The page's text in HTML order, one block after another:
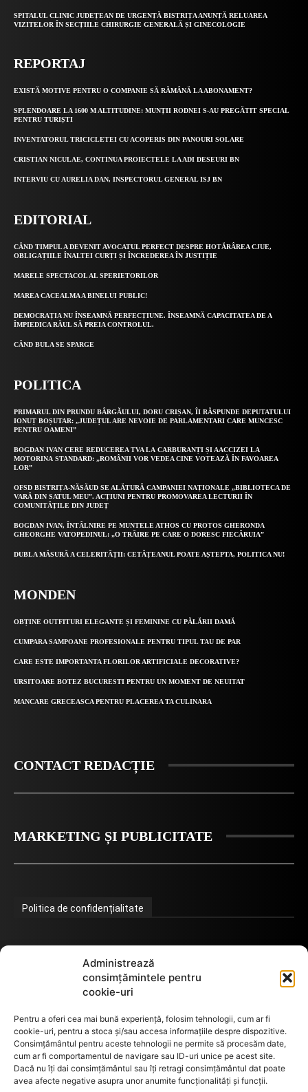
Administrează
consimțămintele pentru
cookie-uri
Pentru a oferi cea mai bună experiență, folosim tehnologii, cum ar fi
cookie-uri, pentru a stoca și/sau accesa informațiile despre dispozitive.
Consimțământul pentru aceste tehnologii ne permite să procesăm date,
cum ar fi comportamentul de navigare sau ID-uri unice pe acest site.
Dacă nu îți dai consimțământul sau îți retragi consimțământul dat poate
avea afecte negative asupra unor anumite funcționalități și funcții.
SPITALUL CLINIC JUDEȚEAN DE URGENȚĂ BISTRIȚA ANUNȚĂ RELUAREA
VIZITELOR ÎN SECȚIILE CHIRURGIE GENERALĂ ȘI GINECOLOGIE
REPORTAJ
EXISTĂ MOTIVE PENTRU O COMPANIE SĂ RĂMÂNĂ LA ABONAMENT?
SPLENDOARE LA 1600 M ALTITUDINE: MUNȚII RODNEI S-AU PREGĂTIT SPECIAL
PENTRU TURIȘTI
INVENTATORUL TRICICLETEI CU ACOPERIS DIN PANOURI SOLARE
CRISTIAN NICULAE, CONTINUA PROIECTELE LA ADI DESEURI BN
INTERVIU CU AURELIA DAN, INSPECTORUL GENERAL ISJ BN
EDITORIAL
CÂND TIMPUL A DEVENIT AVOCATUL PERFECT DESPRE HOTĂRÂREA CJUE,
OBLIGAȚIILE ÎNALTEI CURȚI ȘI ÎNCREDEREA ÎN JUSTIȚIE
MARELE SPECTACOL AL SPERIETORILOR
MAREA CACEALMA A BINELUI PUBLIC!
DEMOCRAȚIA NU ÎNSEAMNĂ PERFECȚIUNE. ÎNSEAMNĂ CAPACITATEA DE A
ÎMPIEDICA RĂUL SĂ PREIA CONTROLUL.
CÂND BULA SE SPARGE
POLITICA
PRIMARUL DIN PRUNDU BÂRGĂULUI, DORU CRIȘAN, ÎI RĂSPUNDE DEPUTATULUI
IONUȚ BOȘUTAR: „JUDEȚUL ARE NEVOIE DE PARLAMENTARI CARE MUNCESC
PENTRU OAMENI”
BOGDAN IVAN CERE REDUCEREA TVA LA CARBURANȚI ȘI AACCIZEI LA
MOTORINA STANDARD: „ROMÂNII VOR VEDEA CINE VOTEAZĂ ÎN FAVOAREA
LOR”
OFSD BISTRIȚA-NĂSĂUD SE ALĂTURĂ CAMPANIEI NAȚIONALE „BIBLIOTECA DE
VARĂ DIN SATUL MEU”. ACȚIUNI PENTRU PROMOVAREA LECTURII ÎN
COMUNITĂȚILE DIN JUDEȚ
BOGDAN IVAN, ÎNTÂLNIRE PE MUNTELE ATHOS CU PROTOS GHERONDA
GHEORGHE VATOPEDINUL: „O TRĂIRE PE CARE O DORESC FIECĂRUIA”
DUBLA MĂSURĂ A CELERITĂȚII: CETĂȚEANUL POATE AȘTEPTA, POLITICA NU!
MONDEN
OBȚINE OUTFITURI ELEGANTE ȘI FEMININE CU PĂLĂRII DAMĂ
CUMPARA SAMPOANE PROFESIONALE PENTRU TIPUL TAU DE PAR
CARE ESTE IMPORTANTA FLORILOR ARTIFICIALE DECORATIVE?
URSITOARE BOTEZ BUCURESTI PENTRU UN MOMENT DE NEUITAT
MANCARE GRECEASCA PENTRU PLACEREA TA CULINARA
CONTACT REDACȚIE
MARKETING ȘI PUBLICITATE
Politica de confidențialitate
Termeni de utilizare
GDPR